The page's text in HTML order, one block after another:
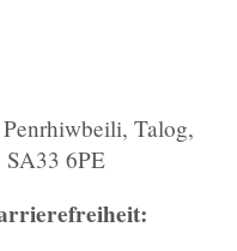
Talog,
SA33 6PE